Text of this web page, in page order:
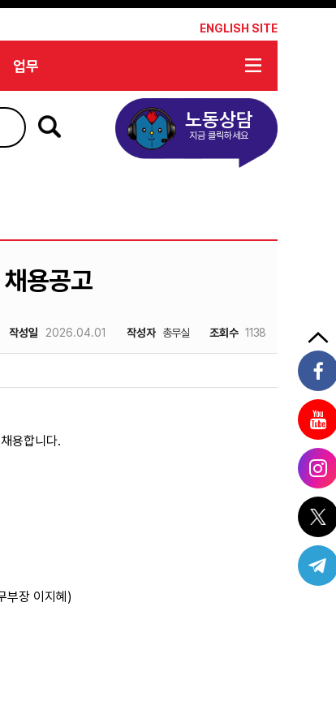
ENGLISH SITE
업무
노동상담
지금 클릭하세요
용공고
작성일 2026.04.01 작성자 총무실 조회수 1138
용합니다.
장 이지혜)